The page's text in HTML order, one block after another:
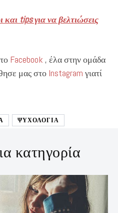
και tips για να βελτιώσεις
Facebook , έλα στην ομάδα
μας στο Instagram γιατί
ΨΥΧΟΛΟΓΙΑ
κατηγορία